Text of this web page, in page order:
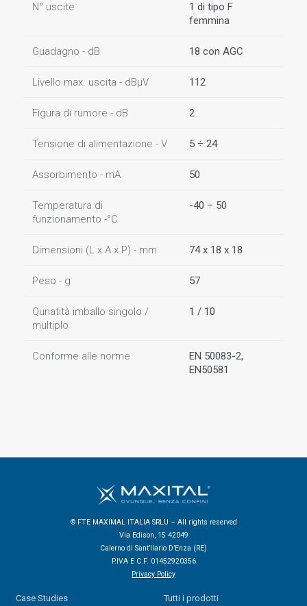
N° uscite
1 di tipo F
femmina
Guadagno - dB 18 con AGC
Livello max. uscita - dBµV 112
Figura di rumore - dB 2
Tensione di alimentazione - V 5 ÷ 24
Assorbimento - mA 50
Temperatura di
funzionamento -°C
-40 ÷ 50
Dimensioni (L x A x P) - mm 74 x 18 x 18
Peso - g 57
Qunatità imballo singolo /
multiplo
1 / 10
Conforme alle norme
EN 50083-2,
EN50581
© FTE MAXIMAL ITALIA SRLU – All rights reserved
Via Edison, 15 42049
Calerno di Sant’Ilario D’Enza (RE)
P.IVA E C.F. 01452920356
Privacy Policy
Case Studies
Tutti i prodotti